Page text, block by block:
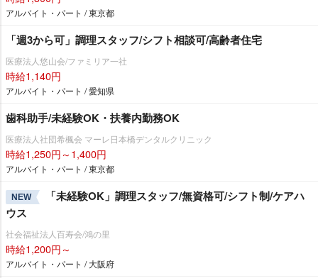
アルバイト・パート / 東京都
「週3から可」調理スタッフ/シフト相談可/高齢者住宅
医療法人悠山会/ファミリア一社
時給1,140円
アルバイト・パート / 愛知県
歯科助手/未経験OK・扶養内勤務OK
医療法人社団希楓会 マーレ日本橋デンタルクリニック
時給1,250円～1,400円
アルバイト・パート / 東京都
NEW
「未経験OK」調理スタッフ/無資格可/シフト制/ケアハ
ウス
社会福祉法人百寿会/鴻の里
時給1,200円～
アルバイト・パート / 大阪府